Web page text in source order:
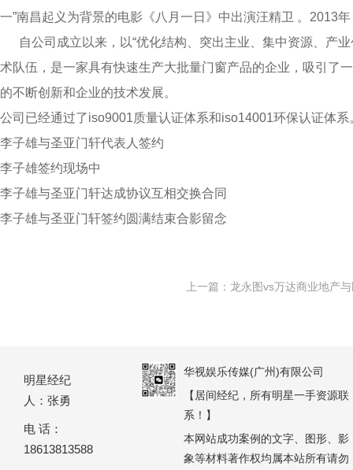
一”南昌起义为背景的电影《八月一日》中出演汪精卫 。2013
自公司成立以来，以“优化结构、突出主业、集中资源、产
术队伍，是一家具有快速生产大批量门窗产品的企业，吸引了
的不断创新和企业的技术发展。
公司已经通过了iso9001质量认证体系和iso14001环保认证体
李子雄与圣亚门轩代表人签约
李子雄签约现场中
李子雄与圣亚门轩达成协议互相交换合同
李子雄与圣亚门轩签约圆满结束合影留念
上一篇： 龙永图vs万达商业地产
明星经纪
人：张勇
电 话：
18613813588
华视娱乐传媒(广州)有限公司
【居间经纪，所有明星一手资源联
系！】
本网站成功案例的文字、图形、影
象等材料著作权均属本站所有请勿